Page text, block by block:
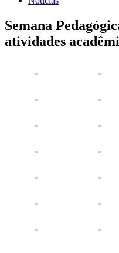
Semana
atividades